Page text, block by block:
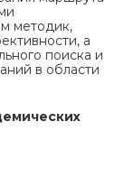
методик,
а
поиска и
в области